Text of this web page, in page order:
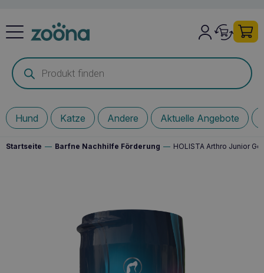
Products
search
Hund Katze Andere Aktuelle Angebote
Startseite — Barfne Nachhilfe Förderung — HOLISTA Arthro Junior